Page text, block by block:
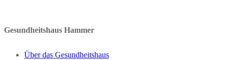
Gesundheitshaus Hammer
Über das Gesundheitshaus